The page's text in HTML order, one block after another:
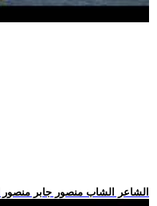
.. الشاعر الشاب منصور جابر